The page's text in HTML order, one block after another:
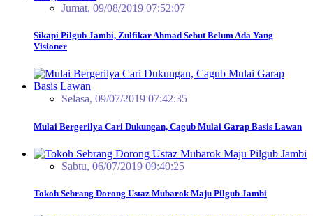
Jumat, 09/08/2019 07:52:07
Sikapi Pilgub Jambi, Zulfikar Ahmad Sebut Belum Ada Yang
Visioner
Selasa, 09/07/2019 07:42:35
Mulai Bergerilya Cari Dukungan, Cagub Mulai Garap Basis Lawan
Sabtu, 06/07/2019 09:40:25
Tokoh Sebrang Dorong Ustaz Mubarok Maju Pilgub Jambi